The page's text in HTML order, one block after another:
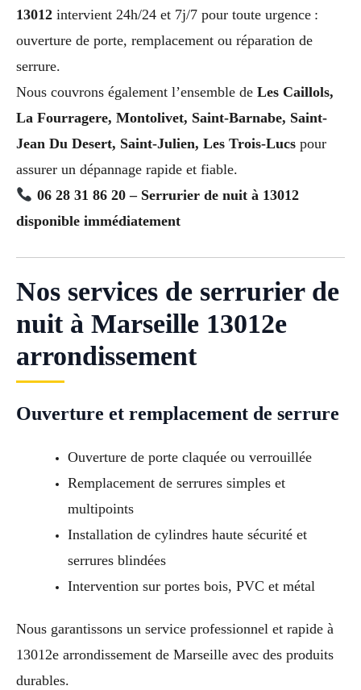
13012 intervient 24h/24 et 7j/7 pour toute urgence :
ouverture de porte, remplacement ou réparation de
serrure.
Nous couvrons également l’ensemble de Les Caillols,
La Fourragere, Montolivet, Saint-Barnabe, Saint-
Jean Du Desert, Saint-Julien, Les Trois-Lucs pour
assurer un dépannage rapide et fiable.
06 28 31 86 20 – Serrurier de nuit à 13012
disponible immédiatement
Nos services de serrurier de
nuit à Marseille 13012e
arrondissement
Ouverture et remplacement de serrure
Ouverture de porte claquée ou verrouillée
Remplacement de serrures simples et
multipoints
Installation de cylindres haute sécurité et
serrures blindées
Intervention sur portes bois, PVC et métal
Nous garantissons un service professionnel et rapide à
13012e arrondissement de Marseille avec des produits
durables.